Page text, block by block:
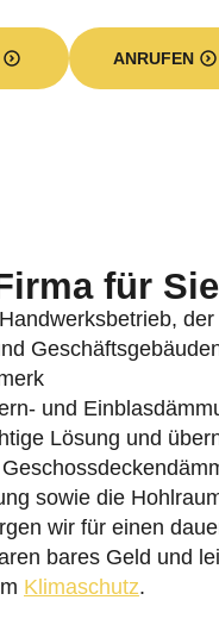
ANRUFEN
für
und
Lösung und
sowie die
wir für einen
bares Geld und
Klimaschutz.